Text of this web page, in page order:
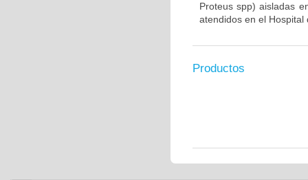
Proteus spp) aisladas
atendidos en el
Productos